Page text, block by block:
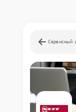
Сервисный